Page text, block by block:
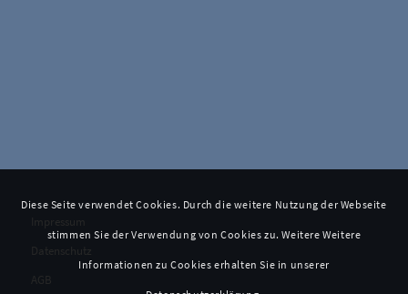
Impressum
Datenschutz
AGB
Diese Seite verwendet Cookies. Durch die weitere Nutzung der Webseite
stimmen Sie der Verwendung von Cookies zu. Weitere Weitere
Informationen zu Cookies erhalten Sie in unserer